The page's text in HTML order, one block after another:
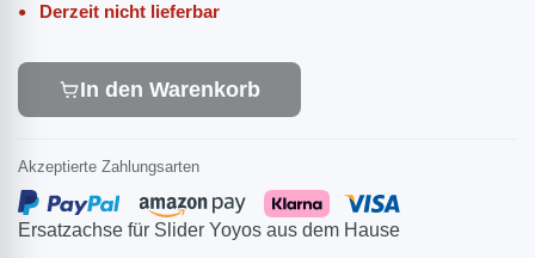
Ersatzachse für Slider Yoyos aus dem Hause
Derzeit nicht lieferbar
In den Warenkorb
Akzeptierte Zahlungsarten